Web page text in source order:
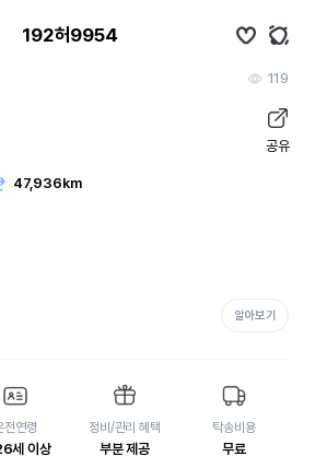
192허9954
119
공유
47,936km
알아보기
전연령
세 이상
정비/관리 혜택
부분 제공
탁송비용
무료